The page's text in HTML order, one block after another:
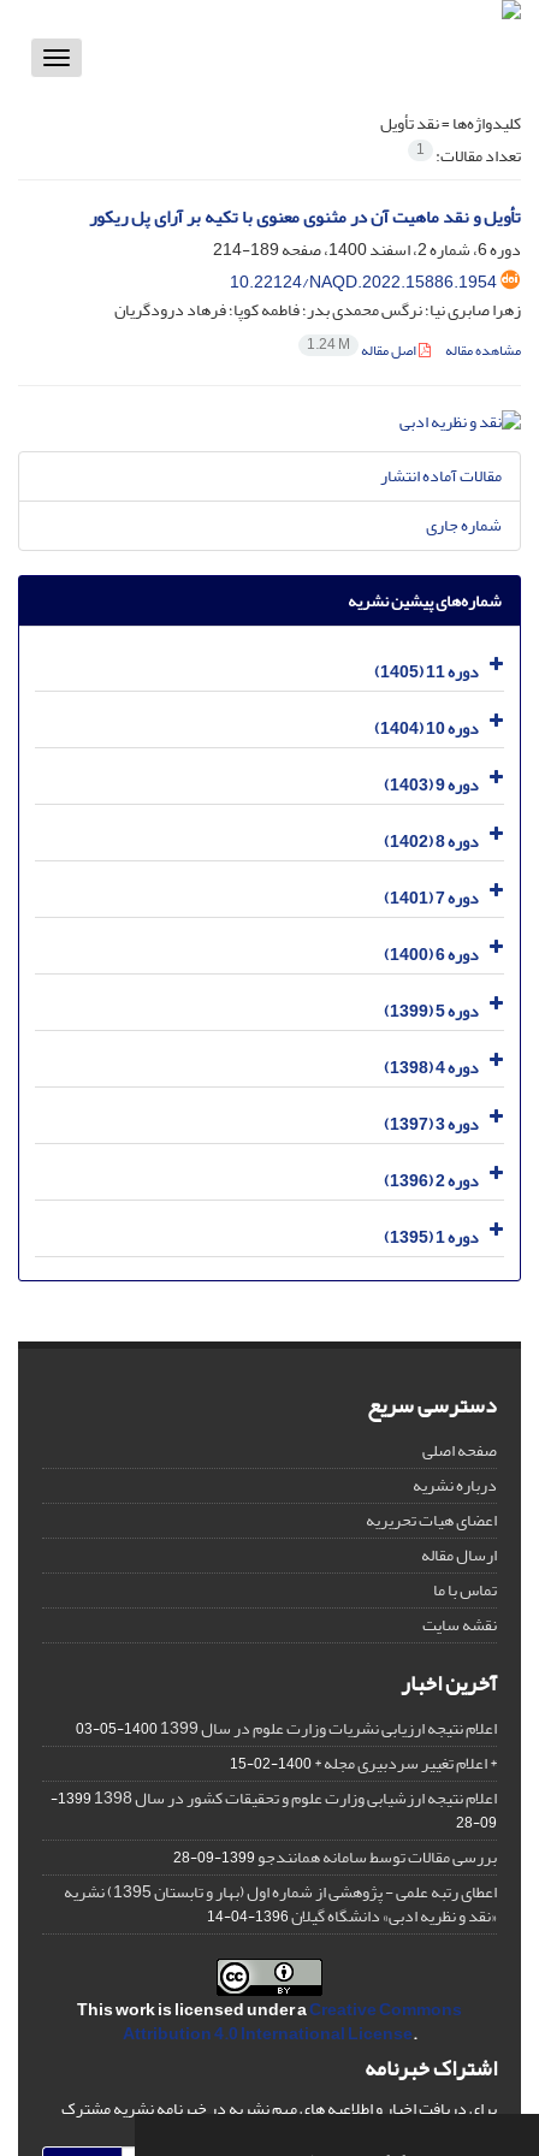
Toggle
کلیدواژه‌ها =نقد تأویل
تعداد مقالات: 1
تأویل و نقد ماهیت آن در مثنوی معنوی با تکیه بر آرای پل ریکور
دوره 6، شماره 2، اسفند 1400، صفحه
189-214
10.22124/NAQD.2022.15886.1954
زهرا صابری نیا؛ نرگس محمدی بدر؛ فاطمه کوپا؛ فرهاد درودگریان
مشاهده مقاله اصل مقاله 1.24 M
مقالات آماده انتشار
شماره جاری
شماره‌های پیشین نشریه
دوره 11 (1405)
دوره 10 (1404)
دوره 9 (1403)
دوره 8 (1402)
دوره 7 (1401)
دوره 6 (1400)
دوره 5 (1399)
دوره 4 (1398)
دوره 3 (1397)
دوره 2 (1396)
دوره 1 (1395)
دسترسی سریع
صفحه اصلی
درباره نشریه
اعضای هیات تحریریه
ارسال مقاله
تماس با ما
نقشه سایت
آخرین اخبار
اعلام نتیجه ارزیابی نشریات وزارت علوم در سال 1399 1400-05-03
* اعلام تغییر سردبیری مجله *1400-02-15
اعلام نتیجه ارزشیابی وزارت علوم و تحقیقات کشور در سال 1398
1399-
09-28
بررسی مقالات توسط سامانه همانندجو1399-09-28
اعطای رتبه علمی - پژوهشی از شماره اول (بهار و تابستان 1395) نشریه
«نقد و نظریه ادبی» دانشگاه گیلان1396-04-14
This work is licensed under aCreative Commons
Attribution 4.0 International License.
اشتراک خبرنامه
برای دریافت اخبار و اطلاعیه های مهم نشریه در خبرنامه نشریه مشترک